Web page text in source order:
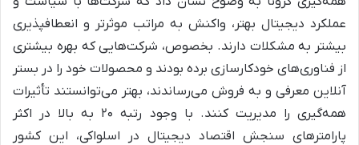
عملکرد دیجیتال بهتر، واکنش به مراتب موثرتر و انعطافپذیری
بیشتر به مشکلات دارند. بخصوص، شرکت‌هایی که بهره بیشتری
از فناوری‌های خودکارسازی برده بودند و محصولات خود را در بستر
آنلاین معرفی و به فروش می‌رساندند، بهتر می‌توانستند تأثیرات
همه‌گیری را مدیریت کنند. با وجود رتبه ۲۰ به بالا در اکثر
پارامترهای سنجش اقتصاد دیجیتال در اسلواکی، این کشور